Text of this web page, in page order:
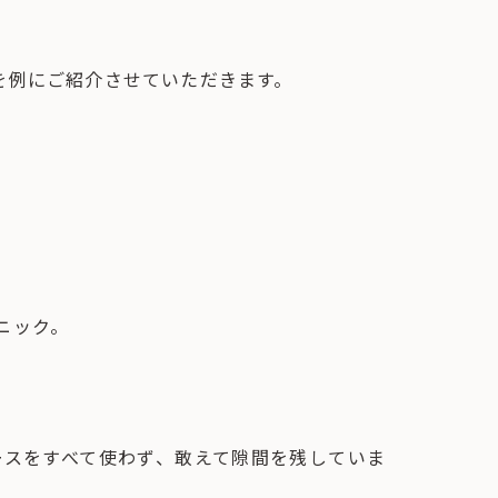
にご紹介させていただきます。
ク。
をすべて使わず、敢えて隙間を残していま